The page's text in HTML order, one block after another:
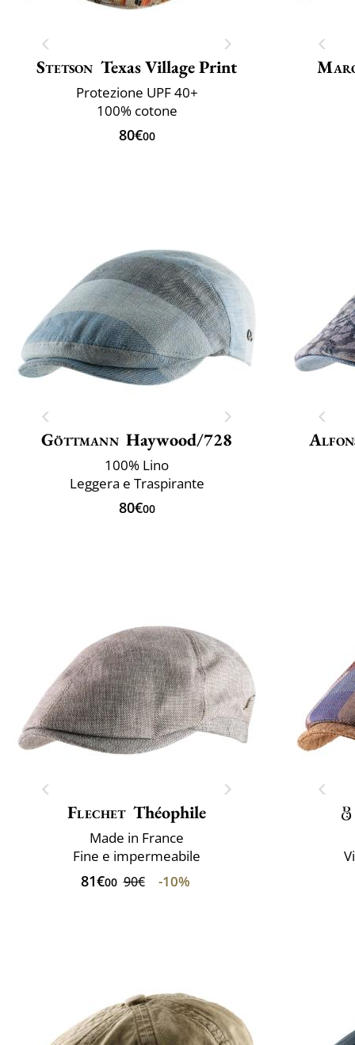
Stetson Texas Village Print
Protezione UPF 40+
100% cotone
80€00
Göttmann Haywood/728
100% Lino
Leggera e Traspirante
80€00
Flechet Théophile
Made in France
Fine e impermeabile
81€00 90€ -10%